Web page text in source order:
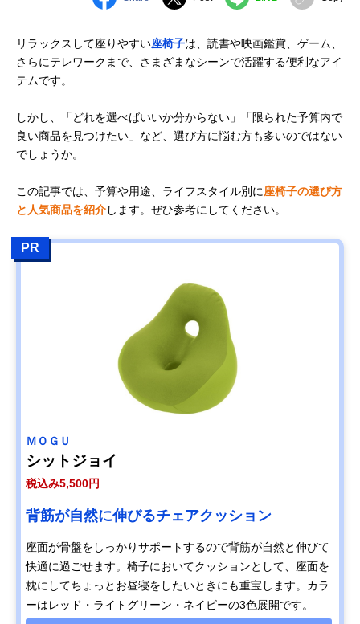
リラックスして座りやすい座椅子は、読書や映画鑑賞、ゲーム、
さらにテレワークまで、さまざまなシーンで活躍する便利なアイ
テムです。
しかし、「どれを選べばいいか分からない」「限られた予算内で
良い商品を見つけたい」など、選び方に悩む方も多いのではない
でしょうか。
この記事では、予算や用途、ライフスタイル別に座椅子の選び方
と人気商品を紹介します。ぜひ参考にしてください。
PR
ＭＯＧＵ
シットジョイ
税込み5,500円
背筋が自然に伸びるチェアクッション
座面が骨盤をしっかりサポートするので背筋が自然と伸びて
快適に過ごせます。椅子においてクッションとして、座面を
枕にしてちょっとお昼寝をしたいときにも重宝します。カラ
ーはレッド・ライトグリーン・ネイビーの3色展開です。